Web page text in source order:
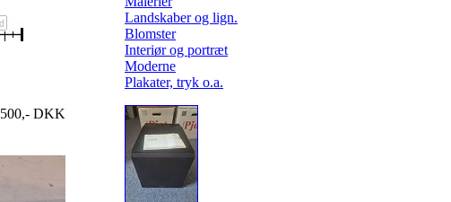
500,- DKK
Landskaber og lign.
Blomster
Interiør og portræt
Moderne
Plakater, tryk o.a.